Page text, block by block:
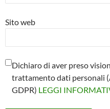
Sito web
Dichiaro di aver preso
trattamento dati personali
GDPR) LEGGI